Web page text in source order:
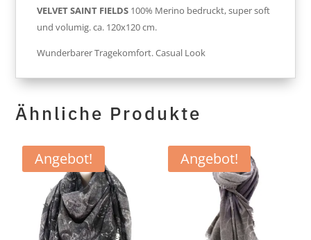
VELVET SAINT FIELDS 100% Merino bedruckt, super soft
und volumig. ca. 120x120 cm.
Wunderbarer Tragekomfort. Casual Look
Ähnliche Produkte
Angebot! Angebot!